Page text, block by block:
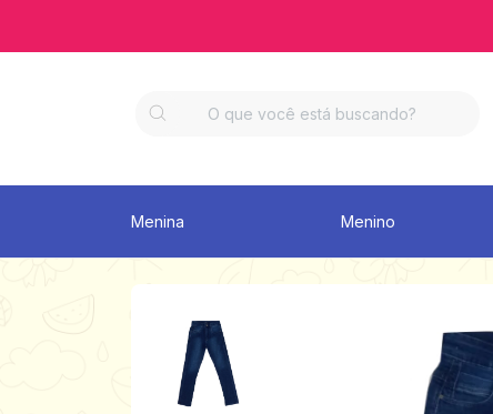
Menina Menino